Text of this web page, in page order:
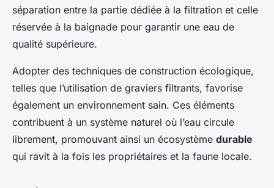
séparation entre la partie dédiée à la filtration et celle
réservée à la baignade pour garantir une eau de
qualité supérieure.
Adopter des techniques de construction écologique,
telles que l’utilisation de graviers filtrants, favorise
également un environnement sain. Ces éléments
contribuent à un système naturel où l’eau circule
librement, promouvant ainsi un écosystème durable
qui ravit à la fois les propriétaires et la faune locale.